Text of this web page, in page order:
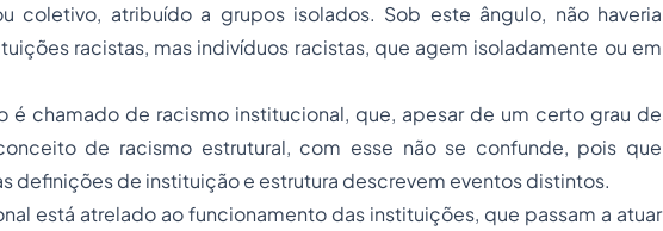
coletivo, atribuído a grupos isolados. Sob este ângulo, não haveria
racistas, mas indivíduos racistas, que agem isoladamente ou em
é chamado de racismo institucional, que, apesar de um certo grau de
de racismo estrutural, com esse não se confunde, pois que
definições de instituição e estrutura descrevem eventos distintos.
está atrelado ao funcionamento das instituições, que passam a atuar